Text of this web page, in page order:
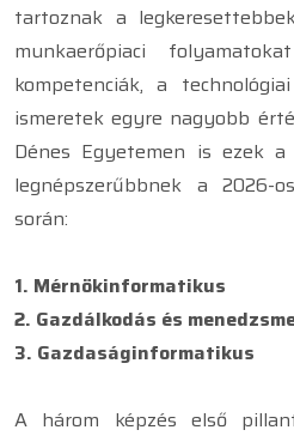
tartoznak a
munkaerőpiaci
kompetenciák, a
ismeretek egyre nagyobb
Dénes Egyetemen is ezek
legnépszerűbbnek a 2026-
során:
1. Mérnökinformatikus
2. Gazdálkodás és
3. Gazdaságinformatikus
A három képzés első